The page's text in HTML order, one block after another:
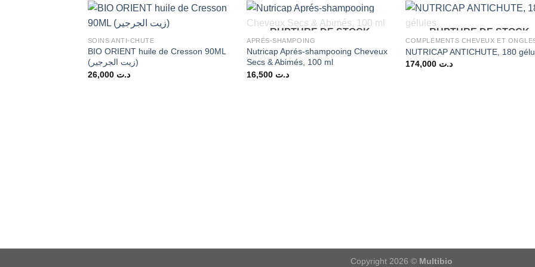
SOINS ANTI-CHUTE
BIO ORIENT huile de Cresson 90ML
(زيت الجرجير)
د.ت 26,000
RUPTURE DE STOCK
APRÈS-SHAMPOING
Nutricap Aprés-shampooing Cheveux
Secs & Abimés, 100 ml
د.ت
RUPTURE DE STOCK
COMPLÉMENTS CHEVEUX ET
NUTRICAP ANTICHUTE, 180
د.ت
Copyright 2026 © Multibio